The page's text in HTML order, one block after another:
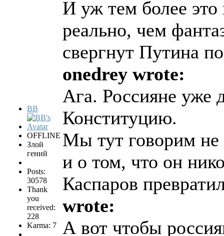
BB
OFFLINE
Злой
гений
Posts:
30578
Thank
you
received:
228
Karma: 7
И уж тем более это
реально, чем
свергнут Путина
onedrey wrote:
Ага. Россияне уже
Конституцию.
Мы тут говорим не
и о том, что он
Каспаров
wrote:
А вот чтобы